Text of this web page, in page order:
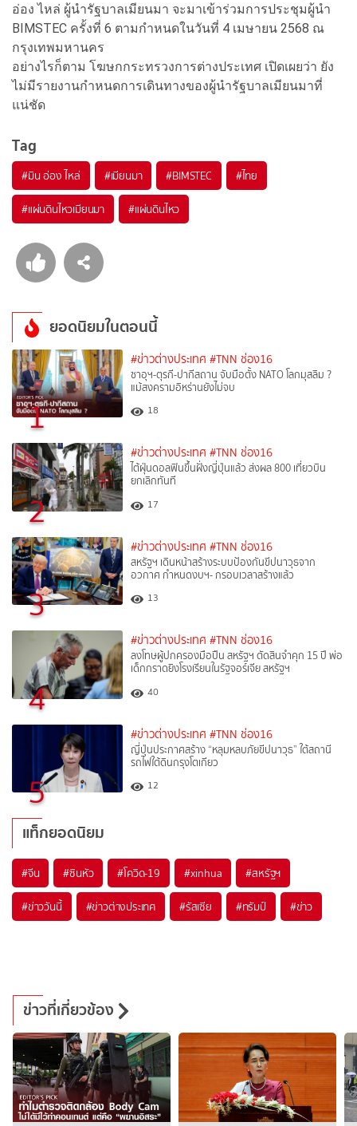
อ่อง ไหล่ ผู้นำรัฐบาลเมียนมา จะมาเข้าร่วมการประชุมผู้นำ
BIMSTEC ครั้งที่ 6 ตามกำหนดในวันที่ 4 เมษายน 2568 ณ
กรุงเทพมหานคร
อย่างไรก็ตาม โฆษกกระทรวงการต่างประเทศ เปิดเผยว่า ยัง
ไม่มีรายงานกำหนดการเดินทางของผู้นำรัฐบาลเมียนมาที่
แน่ชัด
Tag
#มิน อ่อง ไหล่ #เมียนมา #BIMSTEC #ไทย
#แผ่นดินไหวเมียนมา #แผ่นดินไหว
ยอดนิยมในตอนนี้
1
#ข่าวต่างประเทศ #TNN ช่อง16
ซาอุฯ-ตุรกี-ปากีสถาน จับมือตั้ง NATO โลกมุสลิม ?
แม้สงครามอิหร่านยังไม่จบ
18
2
#ข่าวต่างประเทศ #TNN ช่อง16
ไต้ฝุ่นดอลฟินขึ้นฝั่งญี่ปุ่นแล้ว ส่งผล 800 เที่ยวบิน
ยกเลิกทันที
17
3
#ข่าวต่างประเทศ #TNN ช่อง16
สหรัฐฯ เดินหน้าสร้างระบบป้องกันขีปนาวุธจาก
อวกาศ กำหนดงบฯ- กรอบเวลาสร้างแล้ว
13
4
#ข่าวต่างประเทศ #TNN ช่อง16
ลงโทษผู้ปกครองมือปืน สหรัฐฯ ตัดสินจำคุก 15 ปี พ่อ
เด็กกราดยิงโรงเรียนในรัฐจอร์เจีย สหรัฐฯ
40
5
#ข่าวต่างประเทศ #TNN ช่อง16
ญี่ปุ่นประกาศสร้าง “หลุมหลบภัยขีปนาวุธ” ใต้สถานี
รถไฟใต้ดินกรุงโตเกียว
12
แท็กยอดนิยม
#จีน #ซินหัว #โควิด-19 #xinhua #สหรัฐฯ
#ข่าววันนี้ #ข่าวต่างประเทศ #รัสเซีย #ทรัมป์ #ข่าว
ข่าวที่เกี่ยวข้อง